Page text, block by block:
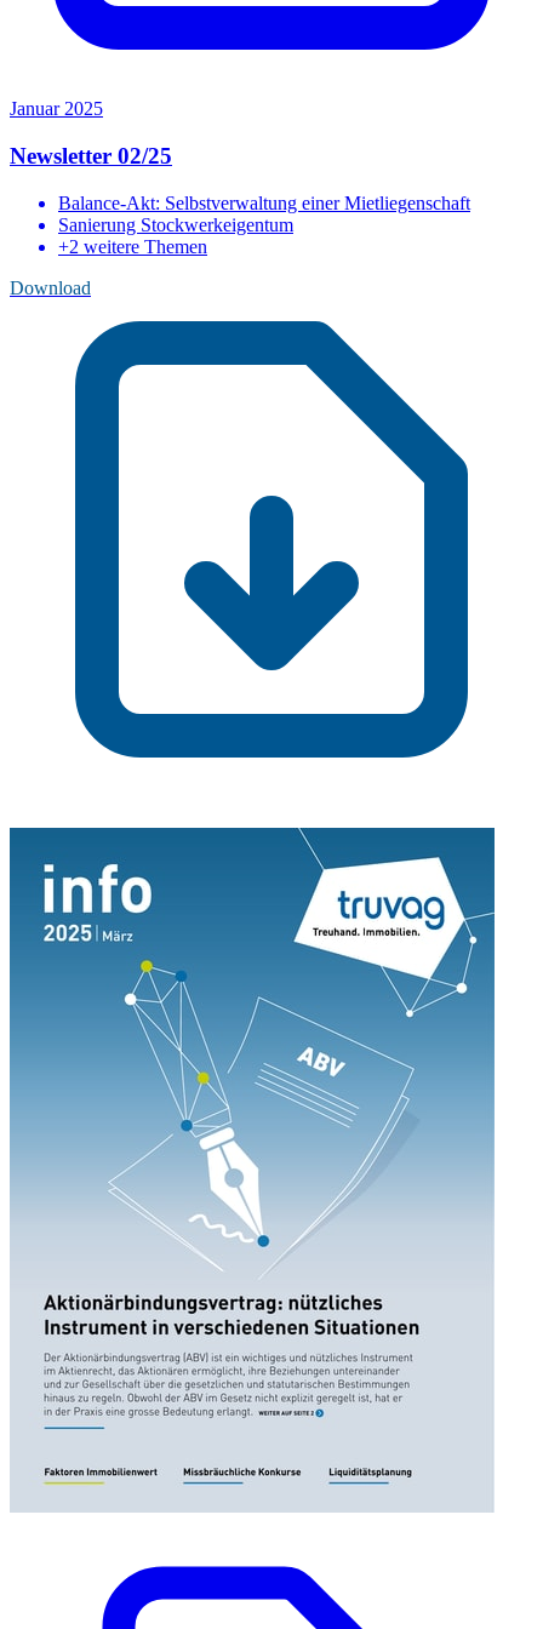
Januar 2025
Newsletter 02/25
Balance-Akt: Selbstverwaltung einer Mietliegenschaft
Sanierung Stockwerkeigentum
+2 weitere Themen
Download